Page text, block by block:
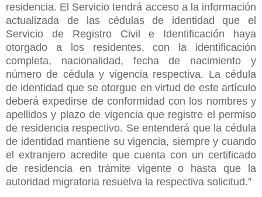
residencia. El Servicio tendrá acceso a la información
actualizada de las cédulas de identidad que el
Servicio de Registro Civil e Identificación haya
otorgado a los residentes, con la identificación
completa, nacionalidad, fecha de nacimiento y
número de cédula y vigencia respectiva. La cédula
de identidad que se otorgue en virtud de este artículo
deberá expedirse de conformidad con los nombres y
apellidos y plazo de vigencia que registre el permiso
de residencia respectivo. Se entenderá que la cédula
de identidad mantiene su vigencia, siempre y cuando
el extranjero acredite que cuenta con un certificado
de residencia en trámite vigente o hasta que la
autoridad migratoria resuelva la respectiva solicitud.”